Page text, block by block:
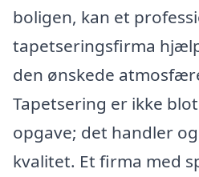
boligen, kan et
tapetseringsfirma
den ønskede
Tapetsering er ikke
opgave; det handler
kvalitet. Et firma med